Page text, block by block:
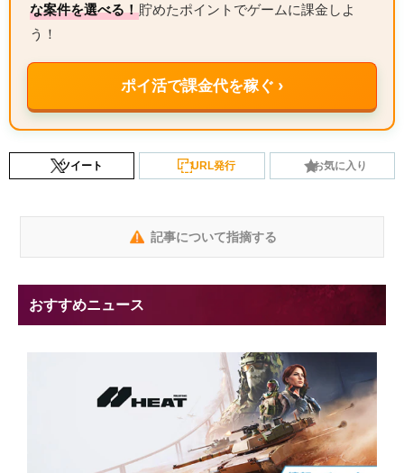
な案件を選べる！貯めたポイントでゲームに課金しよ
う！
ポイ活で課金代を稼ぐ ›
ツイート URL発行 お気に入り
記事について指摘する
おすすめニュース